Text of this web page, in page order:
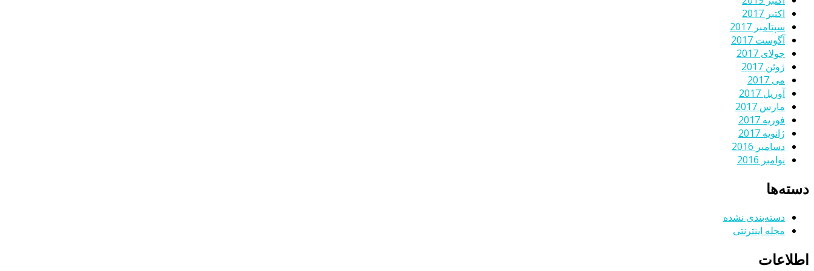
اکتبر 2017
سپتامبر 2017
آگوست 2017
جولای 2017
ژوئن 2017
می 2017
آوریل 2017
مارس 2017
فوریه 2017
ژانویه 2017
دسامبر 2016
نوامبر 2016
دسته‌ها
دسته‌بندی نشده
مجله اینترنتی
اطلاعات